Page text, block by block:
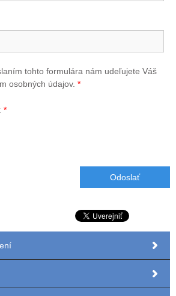
tohto formulára nám udeľujete Váš
osobných údajov. *
*